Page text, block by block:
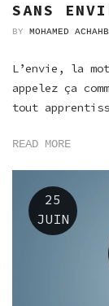
SANS
BY MOHAMED
L’envie, la
appelez ça
tout
READ MORE
25
JUIN